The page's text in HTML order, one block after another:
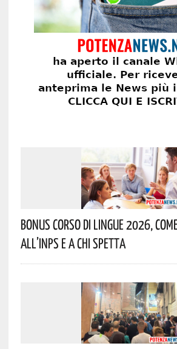
Bonus Corso Di Lingue 2026,
All’INPS E A Chi Spetta